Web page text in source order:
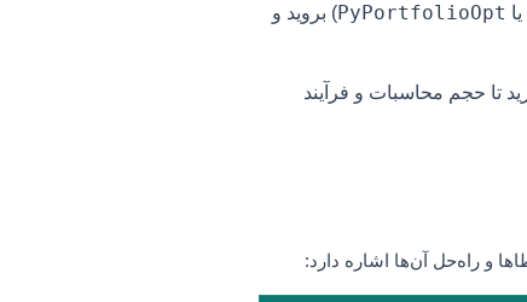
یا PyPortfolioOpt) بروید و
تا حجم محاسبات و فرآیند
و راه‌حل آن‌ها اشاره دارد: